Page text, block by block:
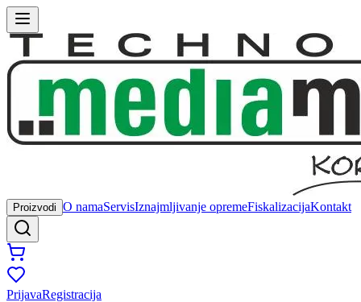
Proizvodi O namaServisIznajmljivanje opremeFiskalizacijaKontakt
PrijavaRegistracija